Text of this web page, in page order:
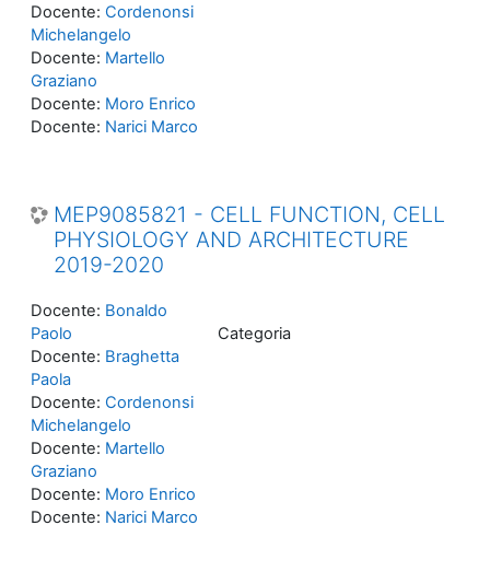
Docente: Cordenonsi
Michelangelo
Docente: Martello
Graziano
Docente: Moro Enrico
Docente: Narici Marco
MEP9085821 - CELL FUNCTION, CELL
PHYSIOLOGY AND ARCHITECTURE
2019-2020
Categoria
Docente: Bonaldo
Paolo
Docente: Braghetta
Paola
Docente: Cordenonsi
Michelangelo
Docente: Martello
Graziano
Docente: Moro Enrico
Docente: Narici Marco